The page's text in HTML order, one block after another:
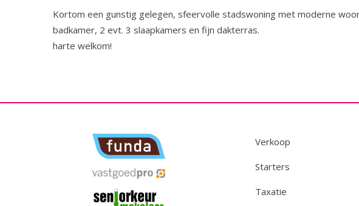
Kortom een gunstig gelegen, sfeervolle stadswoning met moderne
badkamer, 2 evt. 3 slaapkamers en fijn dakterras.
harte welkom!
Verkoop
Starters
Taxatie